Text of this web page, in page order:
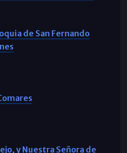
de San Fernando
y Nuestra Señora de